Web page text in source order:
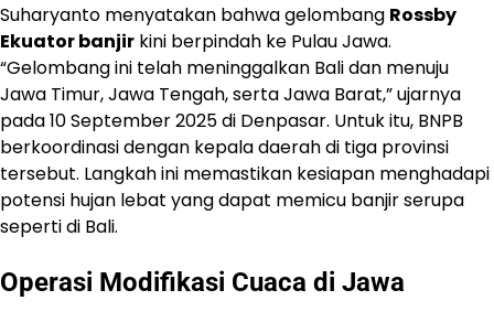
Suharyanto menyatakan bahwa gelombang Rossby
Ekuator banjir kini berpindah ke Pulau Jawa.
“Gelombang ini telah meninggalkan Bali dan menuju
Jawa Timur, Jawa Tengah, serta Jawa Barat,” ujarnya
pada 10 September 2025 di Denpasar. Untuk itu, BNPB
berkoordinasi dengan kepala daerah di tiga provinsi
tersebut. Langkah ini memastikan kesiapan menghadapi
potensi hujan lebat yang dapat memicu banjir serupa
seperti di Bali.
Operasi Modifikasi Cuaca di Jawa